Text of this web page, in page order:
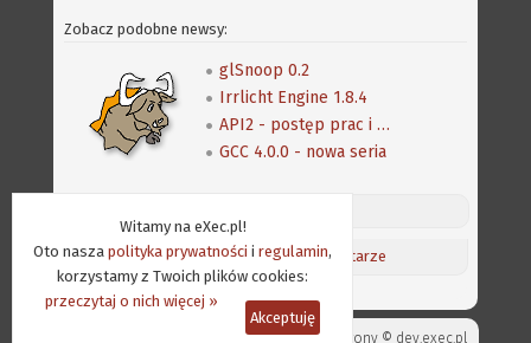
Witamy na eXec.pl!
Oto nasza polityka prywatności i regulamin,
korzystamy z Twoich plików cookies:
przeczytaj o nich więcej »
Akceptuję
Zobacz podobne newsy:
glSnoop 0.2
Irrlicht Engine 1.8.4
API2 - postęp prac i nowy język programowania
GCC 4.0.0 - nowa seria
Aktualności/Ostatnie komentarze
Projekt strony © dev.exec.pl